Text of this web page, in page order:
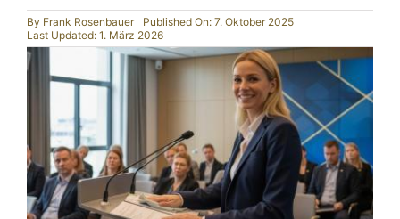
By Frank Rosen­bauer
Published On: 7. Oktober 2025
Last Updated: 1. März 2026